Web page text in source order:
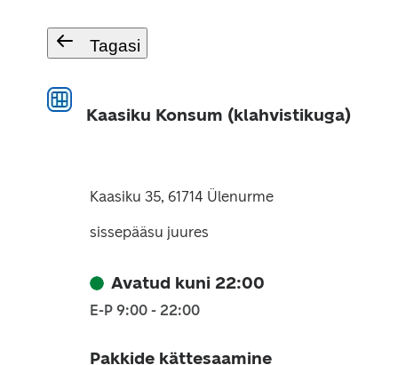
Tagasi
Kaasiku Konsum (klahvistikuga)
Kaasiku 35, 61714 Ülenurme
sissepääsu juures
Avatud kuni 22:00
E-P 9:00 - 22:00
Pakkide kättesaamine